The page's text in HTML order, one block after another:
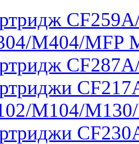
M404/MFP
M104/